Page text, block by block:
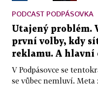
PODCAST PODPÁSOVKA
Utajený problém.
první volby, kdy
reklamu. A hlavní
V Podpásovce se
se vůbec nemluví.